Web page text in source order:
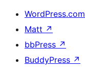
WordPress.com
Matt ↗
bbPress ↗
BuddyPress ↗